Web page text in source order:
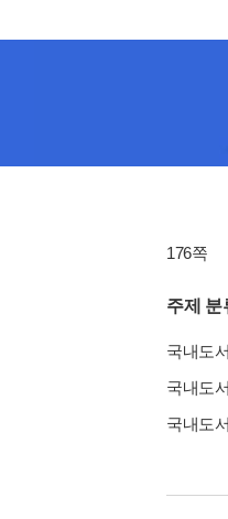
176쪽
주제 분
국내도
국내도
국내도